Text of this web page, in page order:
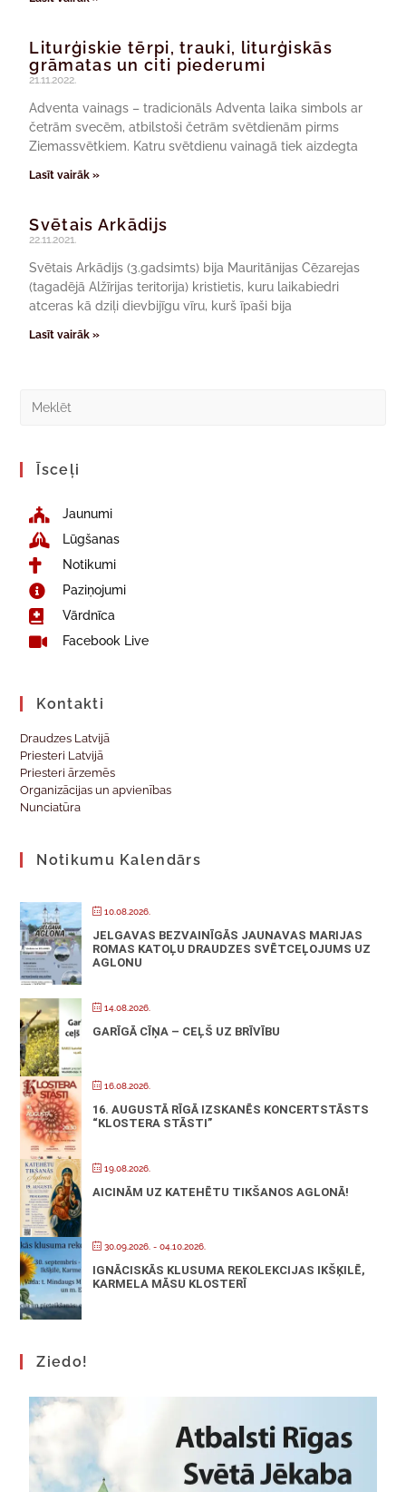
Liturģiskie tērpi, trauki, liturģiskās
grāmatas un citi piederumi
21.11.2022.
Adventa vainags – tradicionāls Adventa laika simbols ar
četrām svecēm, atbilstoši četrām svētdienām pirms
Ziemassvētkiem. Katru svētdienu vainagā tiek aizdegta
Lasīt vairāk »
Svētais Arkādijs
22.11.2021.
Svētais Arkādijs (3.gadsimts) bija Mauritānijas Cēzarejas
(tagadējā Alžīrijas teritorija) kristietis, kuru laikabiedri
atceras kā dziļi dievbijīgu vīru, kurš īpaši bija
Lasīt vairāk »
Īsceļi
Jaunumi
Lūgšanas
Notikumi
Paziņojumi
Vārdnīca
Facebook Live
Kontakti
Draudzes Latvijā
Priesteri Latvijā
Priesteri ārzemēs
Organizācijas un apvienības
Nunciatūra
Notikumu Kalendārs
10.08.2026.
JELGAVAS BEZVAINĪGĀS JAUNAVAS MARIJAS
ROMAS KATOĻU DRAUDZES SVĒTCEĻOJUMS UZ
AGLONU
14.08.2026.
GARĪGĀ CĪŅA – CEĻŠ UZ BRĪVĪBU
16.08.2026.
16. AUGUSTĀ RĪGĀ IZSKANĒS KONCERTSTĀSTS
“KLOSTERA STĀSTI”
19.08.2026.
AICINĀM UZ KATEHĒTU TIKŠANOS AGLONĀ!
30.09.2026. - 04.10.2026.
IGNĀCISKĀS KLUSUMA REKOLEKCIJAS IKŠĶILĒ,
KARMELA MĀSU KLOSTERĪ
Ziedo!